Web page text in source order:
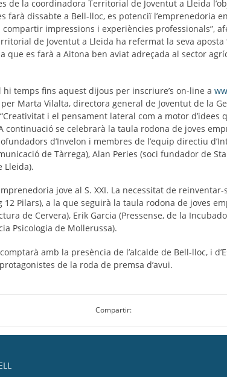
de la coordinadora Territorial de Joventut a Lleida
farà dissabte a Bell-lloc, es potenciï l’emprenedoria
impressions i experiències professionals”,
de Joventut a Lleida ha refermat la seva aposta
es farà a Aitona ben aviat adreçada al sector
temps fins aquest dijous per inscriure’s on-line a
Marta Vilalta, directora general de Joventut de la
i el pensament lateral com a motor d’idees
se celebrarà la taula rodona de joves
d’Invelon i membres de l’equip directiu
de Tàrrega), Alan Peries (soci fundador de
Lleida).
jove al S. XXI. La ne­cessitat de
12 Pilars), a la que seguirà la taula rodona de joves
de Cervera), Erik Garcia (Pressense, de la
Psicologia de Mollerussa).
amb la presència de l’alcalde de Bell-lloc, i
de la roda de premsa d’avui.
Compartir: